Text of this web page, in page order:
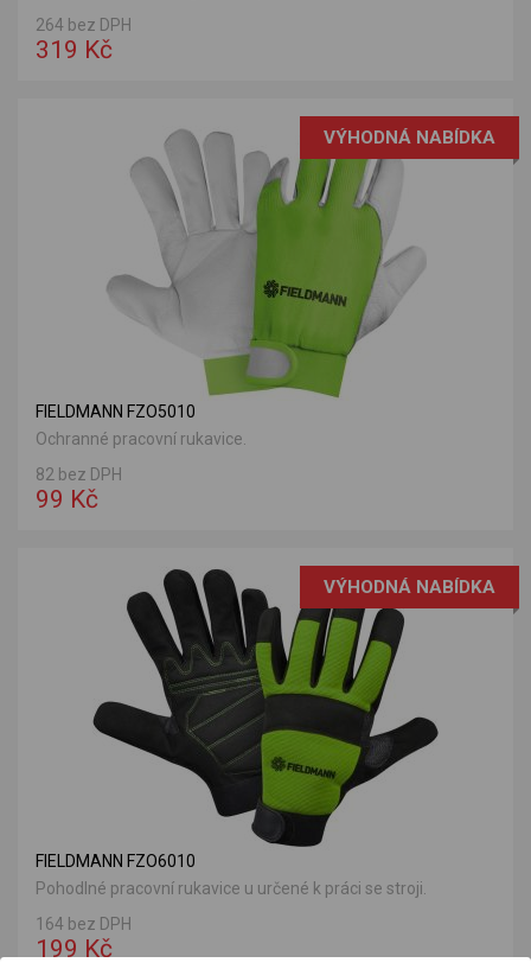
264 bez DPH
319 Kč
VÝHODNÁ NABÍDKA
FIELDMANN FZO5010
Ochranné pracovní rukavice.
82 bez DPH
99 Kč
VÝHODNÁ NABÍDKA
FIELDMANN FZO6010
Pohodlné pracovní rukavice u určené k práci se stroji.
164 bez DPH
199 Kč